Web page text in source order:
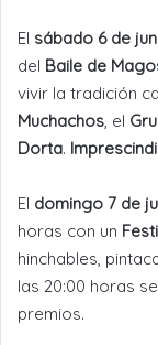
El sábado 6 de
del Baile de
vivir la tradición
Muchachos, el
Dorta.
El domingo 7 de
horas con un
hinchables,
las 20:00 horas
premios.